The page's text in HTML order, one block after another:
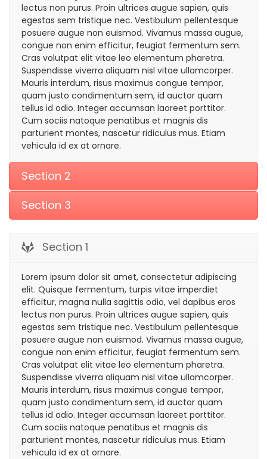
lectus non purus. Proin ultrices augue sapien, quis
egestas sem tristique nec. Vestibulum pellentesque
posuere augue non euismod. Vivamus massa augue,
congue non enim efficitur, feugiat fermentum sem.
Cras volutpat elit vitae leo elementum pharetra.
Suspendisse viverra aliquam nisl vitae ullamcorper.
Mauris interdum, risus maximus congue tempor,
quam justo condimentum sem, id auctor quam
tellus id odio. Integer accumsan laoreet porttitor.
Cum sociis natoque penatibus et magnis dis
parturient montes, nascetur ridiculus mus. Etiam
vehicula id ex at ornare.
Section 2
Section 3
Section 1
Lorem ipsum dolor sit amet, consectetur adipiscing
elit. Quisque fermentum, turpis vitae imperdiet
efficitur, magna nulla sagittis odio, vel dapibus eros
lectus non purus. Proin ultrices augue sapien, quis
egestas sem tristique nec. Vestibulum pellentesque
posuere augue non euismod. Vivamus massa augue,
congue non enim efficitur, feugiat fermentum sem.
Cras volutpat elit vitae leo elementum pharetra.
Suspendisse viverra aliquam nisl vitae ullamcorper.
Mauris interdum, risus maximus congue tempor,
quam justo condimentum sem, id auctor quam
tellus id odio. Integer accumsan laoreet porttitor.
Cum sociis natoque penatibus et magnis dis
parturient montes, nascetur ridiculus mus. Etiam
vehicula id ex at ornare.